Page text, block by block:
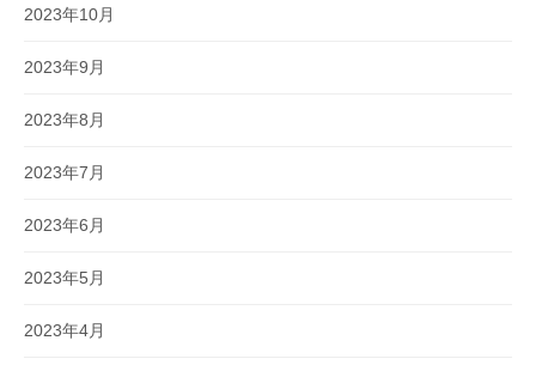
2023年10月
2023年9月
2023年8月
2023年7月
2023年6月
2023年5月
2023年4月